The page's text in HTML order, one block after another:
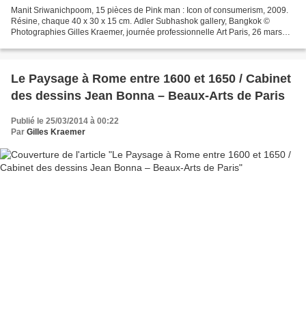
Manit Sriwanichpoom, 15 pièces de Pink man : Icon of consumerism, 2009.
Résine, chaque 40 x 30 x 15 cm. Adler Subhashok gallery, Bangkok ©
Photographies Gilles Kraemer, journée professionnelle Art Paris, 26 mars
Le Paysage à Rome entre 1600 et 1650 / Cabinet
des dessins Jean Bonna – Beaux-Arts de Paris
Publié le 25/03/2014 à 00:22
Par Gilles Kraemer